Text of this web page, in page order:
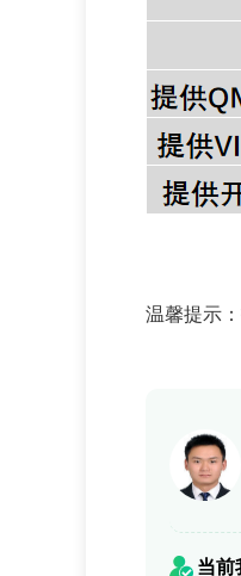
温馨提示
当前